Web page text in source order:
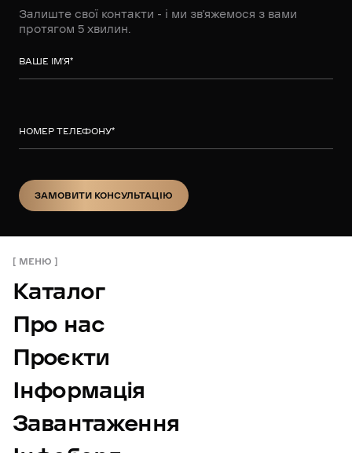
Залиште свої контакти - і ми зв’яжемося з вами
протягом 5 хвилин.
ВАШЕ ІМ’Я*
НОМЕР ТЕЛЕФОНУ*
ЗАМОВИТИ КОНСУЛЬТАЦІЮ
МЕНЮ
Каталог
Про нас
Проєкти
Інформація
Завантаження